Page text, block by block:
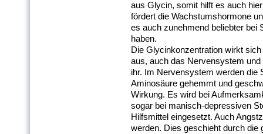
aus Glycin, somit hilft es auch
fördert die Wachstumshormone
es auch zunehmend beliebter bei
haben.
Die Glycinkonzentration wirkt
aus, auch das Nervensystem
ihr. Im Nervensystem werden die
Aminosäure gehemmt und
Wirkung. Es wird bei
sogar bei manisch-depressiven
Hilfsmittel eingesetzt. Auch
werden. Dies geschieht durch die